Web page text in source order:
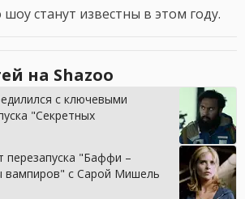
станут известны в этом году.
на Shazoo
c ключевыми
"Секретных
перезапуска "Баффи –
вампиров" с Сарой Мишель